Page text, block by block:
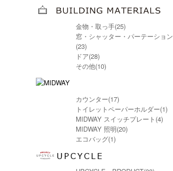
金物・取っ手(25)
窓・シャッター・パーテーション
(23)
ドア(28)
その他(10)
カウンター(17)
トイレットペーパーホルダー(1)
MIDWAY スイッチプレート(4)
MIDWAY 照明(20)
エコバッグ(1)